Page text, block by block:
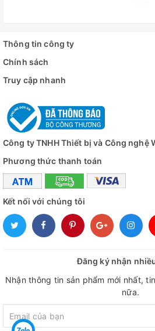
Thông tin công ty
Chính sách
Truy cập nhanh
Công ty TNHH Thiết bị và Công nghệ
Phương thức thanh toán
Kết nối với chúng tôi
Đăng ký nhận
Nhận thông tin sản phẩm mới nhất,
nữa.